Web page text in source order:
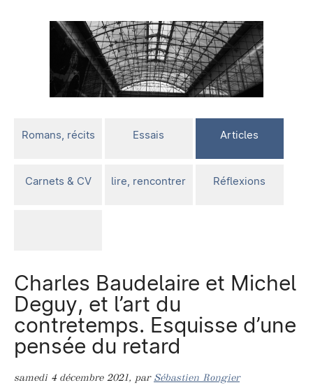
Romans, récits Essais Articles
Carnets & CV lire, rencontrer Réflexions
Charles Baudelaire et Michel
Deguy, et l’art du
contretemps. Esquisse d’une
pensée du retard
samedi 4 décembre 2021, par Sébastien Rongier